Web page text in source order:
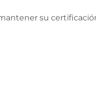
su